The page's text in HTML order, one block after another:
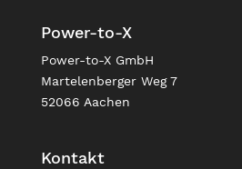
Power-to-X
Power-to-X GmbH
Martelenberger Weg 7
52066 Aachen
Kontakt